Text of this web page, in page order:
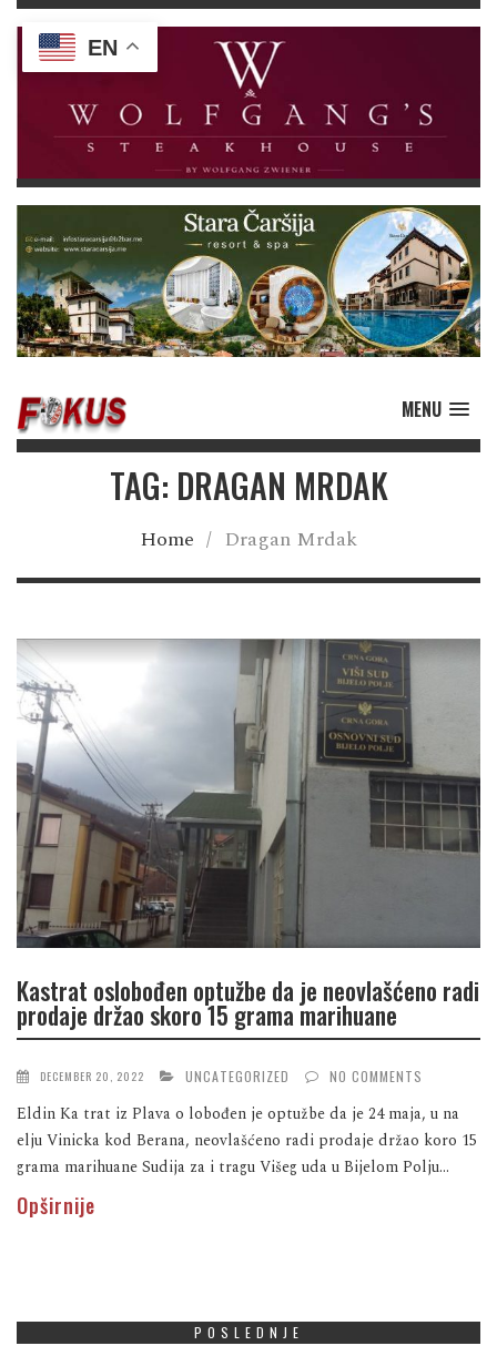
MENU
TAG: DRAGAN MRDAK
Home / Dragan Mrdak
Kastrat oslobođen optužbe da je neovlašćeno radi
prodaje držao skoro 15 grama marihuane
DECEMBER 20, 2022 UNCATEGORIZED NO COMMENTS
Eldin Ka trat iz Plava o lobođen je optužbe da je 24 maja, u na
elju Vinicka kod Berana, neovlašćeno radi prodaje držao koro 15
grama marihuane Sudija za i tragu Višeg uda u Bijelom Polju...
Opširnije
POSLEDNJE
EN